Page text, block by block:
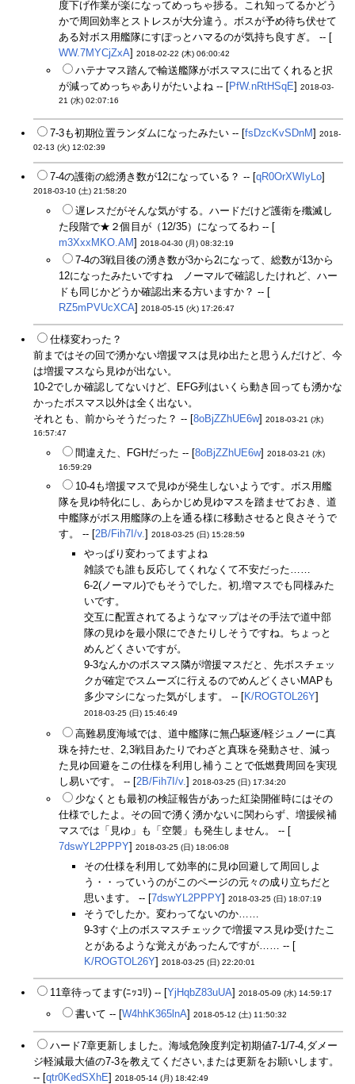
度下げ作業が楽になってめっちゃ捗る。これ知ってるかどう
かで周回効率とストレスが大分違う。ボスが予め待ち伏せて
ある対ボス用艦隊にすぽっとハマるのが気持ち良すぎ。 -- [
WW.7MYCjZxA] 2018-02-22 (木) 06:00:42
ハテナマス踏んで輸送艦隊がボスマスに出てくれると択
が減ってめっちゃありがたいよね -- [PfW.nRtHSqE] 2018-03-
21 (水) 02:07:16
7-3も初期位置ランダムになったみたい -- [fsDzcKvSDnM] 2018-
02-13 (火) 12:02:39
7-4の護衛の総湧き数が12になっている？ -- [qR0OrXWIyLo]
2018-03-10 (土) 21:58:20
遅レスだがそんな気がする。ハードだけど護衛を殲滅し
た段階で★２個目が（12/35）になってるわ -- [
m3XxxMKO.AM] 2018-04-30 (月) 08:32:19
7-4の3戦目後の湧き数が3から2になって、総数が13から
12になったみたいですね ノーマルで確認したけれど、ハー
ドも同じかどうか確認出来る方いますか？ -- [
RZ5mPVUcXCA] 2018-05-15 (火) 17:26:47
仕様変わった？
前まではその回で湧かない増援マスは見ゆ出たと思うんだけど、今
は増援マスなら見ゆが出ない。
10-2でしか確認してないけど、EFG列はいくら動き回っても湧かな
かったボスマス以外は全く出ない。
それとも、前からそうだった？ -- [8oBjZZhUE6w] 2018-03-21 (水)
16:57:47
間違えた、FGHだった -- [8oBjZZhUE6w] 2018-03-21 (水)
16:59:29
10-4も増援マスで見ゆが発生しないようです。ボス用艦
隊を見ゆ特化にし、あらかじめ見ゆマスを踏ませておき、道
中艦隊がボス用艦隊の上を通る様に移動させると良さそうで
す。 -- [2B/Fih7I/v. ] 2018-03-25 (日) 15:28:59
やっぱり変わってますよね
雑談でも誰も反応してくれなくて不安だった……
6-2(ノーマル)でもそうでした。初,増マスでも同様みた
いです。
交互に配置されてるようなマップはその手法で道中部
隊の見ゆを最小限にできたりしそうですね。ちょっと
めんどくさいですが。
9-3なんかのボスマス隣が増援マスだと、先ボスチェッ
クが確定でスムーズに行えるのでめんどくさいMAPも
多少マシになった気がします。 -- [K/ROGTOL26Y]
2018-03-25 (日) 15:46:49
高難易度海域では、道中艦隊に無凸駆逐/軽ジュノーに真
珠を持たせ、2,3戦目あたりでわざと真珠を発動させ、減っ
た見ゆ回避をこの仕様を利用し補うことで低燃費周回を実現
し易いです。 -- [2B/Fih7I/v. ] 2018-03-25 (日) 17:34:20
少なくとも最初の検証報告があった紅染開催時にはその
仕様でしたよ。その回で湧く湧かないに関わらず、増援候補
マスでは「見ゆ」も「空襲」も発生しません。 -- [
7dswYL2PPPY] 2018-03-25 (日) 18:06:08
その仕様を利用して効率的に見ゆ回避して周回しよ
う・・っていうのがこのページの元々の成り立ちだと
思います。 -- [7dswYL2PPPY] 2018-03-25 (日) 18:07:19
そうでしたか。変わってないのか……
9-3すぐ上のボスマスチェックで増援マス見ゆ受けたこ
とがあるような覚えがあったんですが…… -- [
K/ROGTOL26Y] 2018-03-25 (日) 22:20:01
11章待ってます(ﾆｯｺﾘ) -- [YjHqbZ83uUA] 2018-05-09 (水) 14:59:17
書いて -- [W4hhK365lnA] 2018-05-12 (土) 11:50:32
ハード7章更新しました。海域危険度判定初期値7-1/7-4,ダメー
ジ軽減最大値の7-3を教えてください,または更新をお願いします。
-- [qtr0KedSXhE] 2018-05-14 (月) 18:42:49